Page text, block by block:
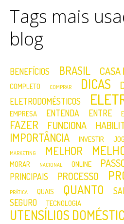
Tags mais
blog
BENEFÍCIOS BRASIL CASA
COMPLETO COMPRAR DICAS
ELETRODOMÉSTICOS
EMPRESA ENTENDA ENTRE
FAZER FUNCIONA
IMPORTÂNCIA INVESTIR
MARKETING
MELHOR
MORAR NACIONAL ONLINE
PRINCIPAIS PROCESSO
PRÁTICA QUAIS QUANTO
SEGURO TECNOLOGIA
UTENSÍLIOS